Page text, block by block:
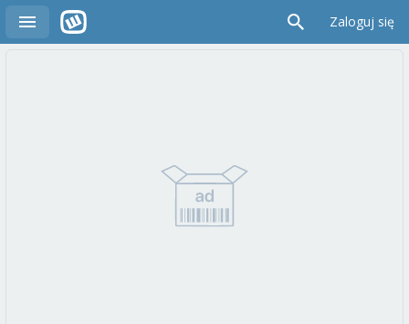
Zaloguj się